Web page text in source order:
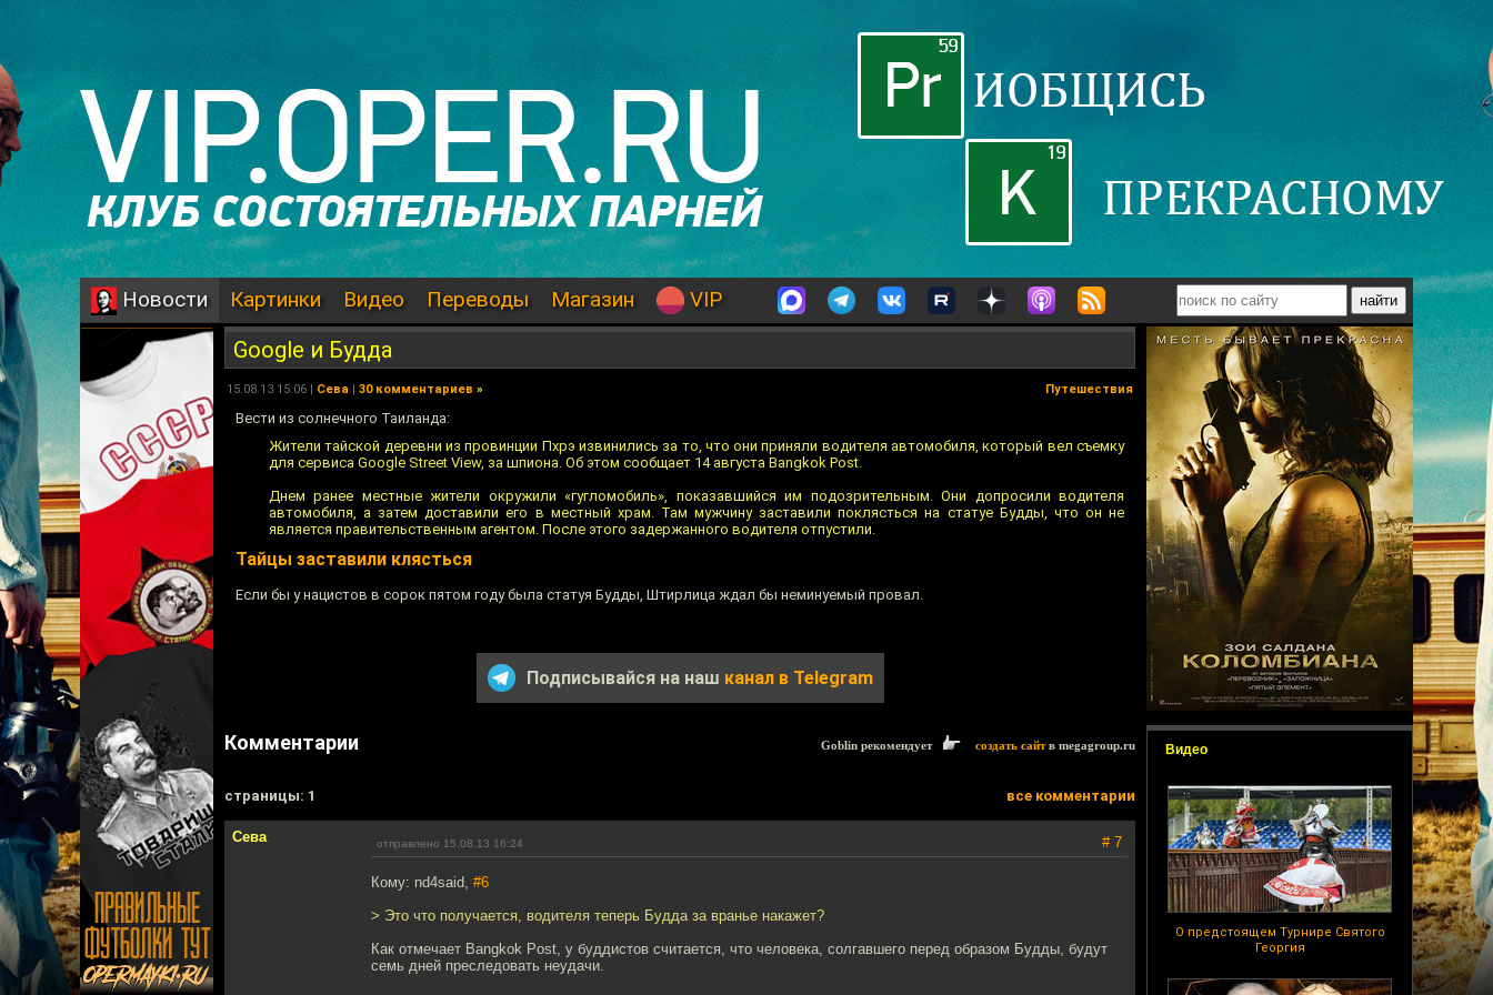
Новости Картинки Видео Переводы Магазин VIP
Видео
О предстоящем Турнире Святого
Георгия
Google и Будда
15.08.13 15:06 | Сева | 30 комментариев » Путешествия
Вести из солнечного Таиланда:
Жители тайской деревни из провинции Пхрэ извинились за то, что они приняли водителя автомобиля, который вел съемку
для сервиса Google Street View, за шпиона. Об этом сообщает 14 августа Bangkok Post.
Днем ранее местные жители окружили «гугломобиль», показавшийся им подозрительным. Они допросили водителя
автомобиля, а затем доставили его в местный храм. Там мужчину заставили поклясться на статуе Будды, что он не
является правительственным агентом. После этого задержанного водителя отпустили.
Тайцы заставили клясться
Если бы у нацистов в сорок пятом году была статуя Будды, Штирлица ждал бы неминуемый провал.
Подписывайся на наш канал в Telegram
Комментарии Goblin рекомендует создать сайтв megagroup.ru
cтраницы: 1 все комментарии
Сева отправлено 15.08.13 16:24 # 7
Кому: nd4said, #6
> Это что получается, водителя теперь Будда за вранье накажет?
Как отмечает Bangkok Post, у буддистов считается, что человека, солгавшего перед образом Будды, будут
семь дней преследовать неудачи.